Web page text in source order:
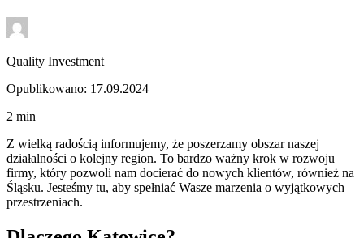
Quality Investment
Opublikowano: 17.09.2024
2 min
Z wielką radością informujemy, że poszerzamy obszar naszej
działalności o kolejny region. To bardzo ważny krok w rozwoju
firmy, który pozwoli nam docierać do nowych klientów, również na
Śląsku. Jesteśmy tu, aby spełniać Wasze marzenia o wyjątkowych
przestrzeniach.